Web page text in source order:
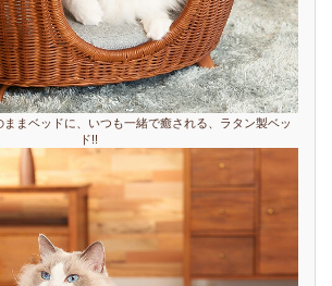
まベッドに、いつも一緒で癒される、ラタン製ベッ
ド!!